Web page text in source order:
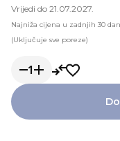
Vrijedi do 21.07.2027.
Najniža cijena u zadnjih 30
(Uključuje sve poreze)
1